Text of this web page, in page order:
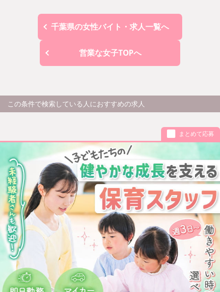
千葉県の女性バイト・求人一覧へ
営業な女子TOPへ
この条件で検索している人におすすめの求人
まとめて応募